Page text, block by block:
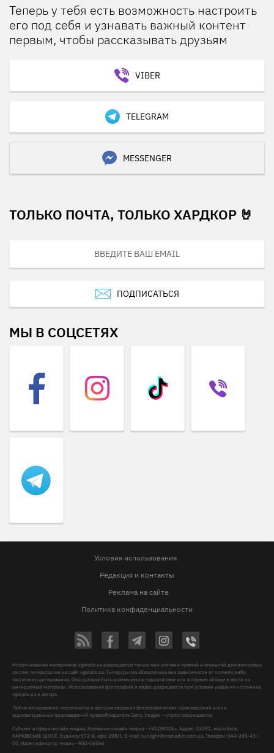
Теперь у тебя есть возможность настроить
его под себя и узнавать важный контент
первым, чтобы рассказывать друзьям
VIBER
TELEGRAM
MESSENGER
ТОЛЬКО ПОЧТА, ТОЛЬКО ХАРДКОР 🤘
ПОДПИСАТЬСЯ
МЫ В СОЦСЕТЯХ
Условия использования
Редакция и контакты
Реклама на сайте
Политика конфиденциальности
Использование материалов Vgorode.ua разрешается только при условии прямой и открытой для поисковых
систем гиперссылки на сайт vgorode.ua. Гиперссылка обязательна вне зависимости от полного либо
частичного цитирования. Она должна быть размещена в подзаголовке или в первом абзаце и вести на
цитируемый материал. Использование фотографий и видео разрешается при условии указания источника
vgorode.ua и автора.
Любое копирование, перепечатка и воспроизведение фотографических произведений и/или
аудиовизуальных произведений правообладателя Getty Images – строго запрещается.
Субъект в сфере онлайн-медиа, Название онлайн-медиа - «VGORODE», Адрес: 02091, місто Київ,
ХАРКІВСЬКЕ ШОСЕ, будинок 172-Б, офіс 208/1, E-mail:sunlight@mediadim.com.ua, Телефон: 044-205-43-
00, Идентификатор медиа - R40-06066